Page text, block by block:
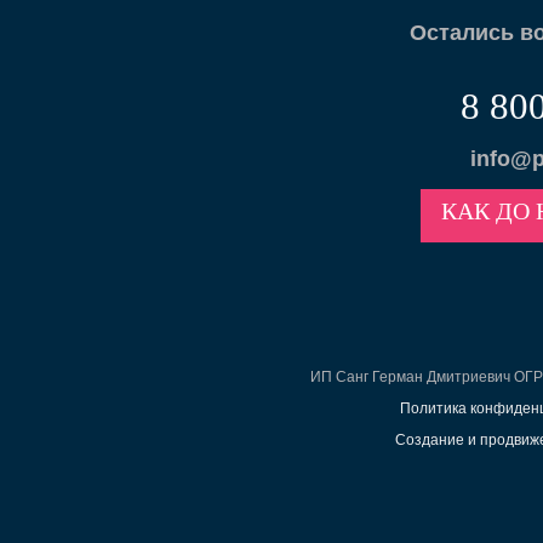
Остались
8
КАК ДО
ИП Санг Герман Дмитриевич
Политика
Создание и